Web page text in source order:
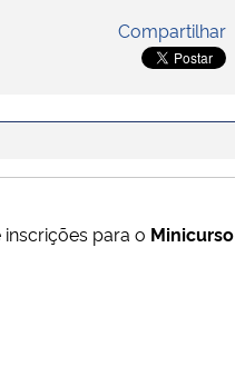
Compartilhar
para o Minicurso